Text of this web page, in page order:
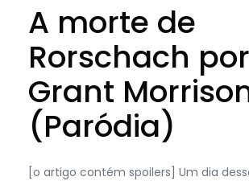
A morte de
Rorschach por
Grant
(Paródia)
[o artigo contém spoilers] Um dia